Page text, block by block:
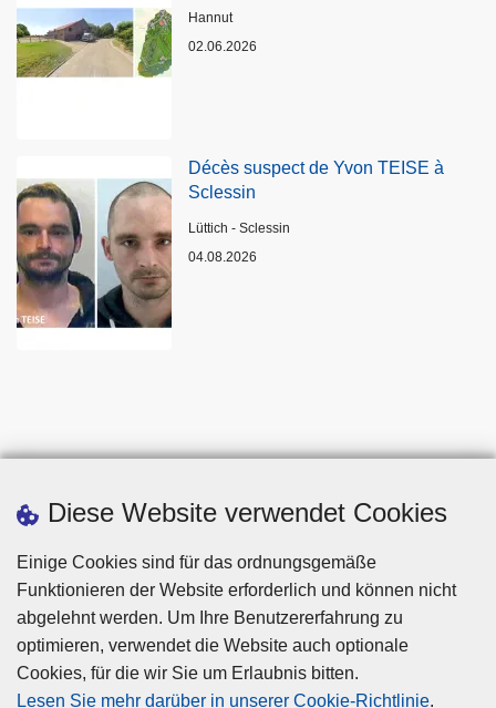
Diese Website verwendet Cookies
Einige Cookies sind für das ordnungsgemäße
Funktionieren der Website erforderlich und können nicht
abgelehnt werden. Um Ihre Benutzererfahrung zu
optimieren, verwendet die Website auch optionale
Cookies, für die wir Sie um Erlaubnis bitten.
Lesen Sie mehr darüber in unserer Cookie-Richtlinie.
Standort
Hannut
02.06.2026
Décès suspect de Yvon TEISE à
Sclessin
Standort
Lüttich - Sclessin
04.08.2026
Disclaimer